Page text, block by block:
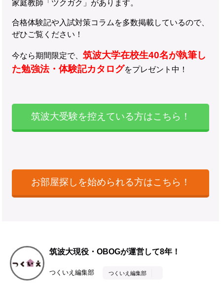
家庭教師「ツクガク」があります。
合格体験記や入試対策コラムを多数掲載しているので、
ぜひご覧ください！
今なら期間限定で、 筑波大学在校生40名が執筆し
た勉強法・体験記カタログをプレゼント中！
筑波大受験を控えている方はこちら！
お部屋探しを始められる方はこちら！
筑波大現役・OBOGが運営して8年！
つくいえ編集部 つくいえ編集部